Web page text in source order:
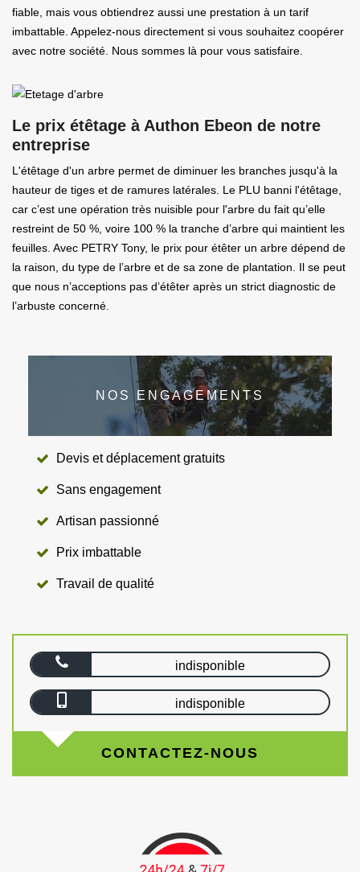
fiable, mais vous obtiendrez aussi une prestation à un tarif
imbattable. Appelez-nous directement si vous souhaitez coopérer
avec notre société. Nous sommes là pour vous satisfaire.
Le prix étêtage à Authon Ebeon de notre
entreprise
L'étêtage d'un arbre permet de diminuer les branches jusqu'à la
hauteur de tiges et de ramures latérales. Le PLU banni l'étêtage,
car c’est une opération très nuisible pour l'arbre du fait qu’elle
restreint de 50 %, voire 100 % la tranche d’arbre qui maintient les
feuilles. Avec PETRY Tony, le prix pour étêter un arbre dépend de
la raison, du type de l’arbre et de sa zone de plantation. Il se peut
que nous n’acceptions pas d’étêter après un strict diagnostic de
l’arbuste concerné.
NOS ENGAGEMENTS
Devis et déplacement gratuits
Sans engagement
Artisan passionné
Prix imbattable
Travail de qualité
indisponible
indisponible
CONTACTEZ-NOUS